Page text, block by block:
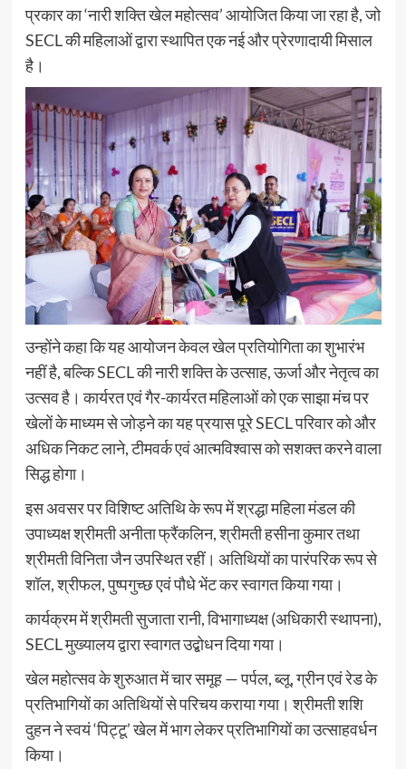
प्रकार का ‘नारी शक्ति खेल महोत्सव’ आयोजित किया जा रहा है, जो
SECL की महिलाओं द्वारा स्थापित एक नई और प्रेरणादायी मिसाल
है।
उन्होंने कहा कि यह आयोजन केवल खेल प्रतियोगिता का शुभारंभ
नहीं है, बल्कि SECL की नारी शक्ति के उत्साह, ऊर्जा और नेतृत्व का
उत्सव है। कार्यरत एवं गैर-कार्यरत महिलाओं को एक साझा मंच पर
खेलों के माध्यम से जोड़ने का यह प्रयास पूरे SECL परिवार को और
अधिक निकट लाने, टीमवर्क एवं आत्मविश्वास को सशक्त करने वाला
सिद्ध होगा।
इस अवसर पर विशिष्ट अतिथि के रूप में श्रद्धा महिला मंडल की
उपाध्यक्ष श्रीमती अनीता फ्रैंकलिन, श्रीमती हसीना कुमार तथा
श्रीमती विनिता जैन उपस्थित रहीं। अतिथियों का पारंपरिक रूप से
शॉल, श्रीफल, पुष्पगुच्छ एवं पौधे भेंट कर स्वागत किया गया।
कार्यक्रम में श्रीमती सुजाता रानी, विभागाध्यक्ष (अधिकारी स्थापना),
SECL मुख्यालय द्वारा स्वागत उद्बोधन दिया गया।
खेल महोत्सव के शुरुआत में चार समूह — पर्पल, ब्लू, ग्रीन एवं रेड के
प्रतिभागियों का अतिथियों से परिचय कराया गया। श्रीमती शशि
दुहन ने स्वयं ‘पिट्टू’ खेल में भाग लेकर प्रतिभागियों का उत्साहवर्धन
किया।